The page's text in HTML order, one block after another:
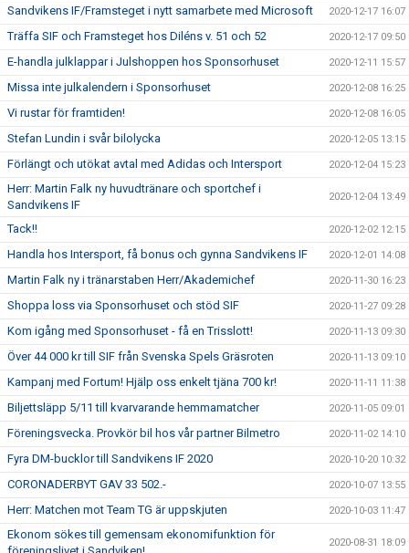
Sandvikens IF/Framsteget i nytt samarbete med Microsoft 2020-12-17 16:07
Träffa SIF och Framsteget hos Diléns v. 51 och 52 2020-12-17 09:50
E-handla julklappar i Julshoppen hos Sponsorhuset 2020-12-11 15:57
Missa inte julkalendern i Sponsorhuset 2020-12-08 16:25
Vi rustar för framtiden! 2020-12-08 16:05
Stefan Lundin i svår bilolycka 2020-12-05 13:15
Förlängt och utökat avtal med Adidas och Intersport 2020-12-04 15:23
Herr: Martin Falk ny huvudtränare och sportchef i
Sandvikens IF
2020-12-04 13:49
Tack!! 2020-12-02 12:15
Handla hos Intersport, få bonus och gynna Sandvikens IF 2020-12-01 14:08
Martin Falk ny i tränarstaben Herr/Akademichef 2020-11-30 16:23
Shoppa loss via Sponsorhuset och stöd SIF 2020-11-27 09:28
Kom igång med Sponsorhuset - få en Trisslott! 2020-11-13 09:30
Över 44 000 kr till SIF från Svenska Spels Gräsroten 2020-11-13 09:10
Kampanj med Fortum! Hjälp oss enkelt tjäna 700 kr! 2020-11-11 11:38
Biljettsläpp 5/11 till kvarvarande hemmamatcher 2020-11-05 09:01
Föreningsvecka. Provkör bil hos vår partner Bilmetro 2020-11-02 14:10
Fyra DM-bucklor till Sandvikens IF 2020 2020-10-20 10:32
CORONADERBYT GAV 33 502.- 2020-10-07 13:55
Herr: Matchen mot Team TG är uppskjuten 2020-10-03 11:47
Ekonom sökes till gemensam ekonomifunktion för
2020-08-31 18:09